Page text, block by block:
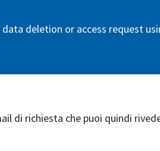
data deletion or access request
di richiesta che puoi quindi